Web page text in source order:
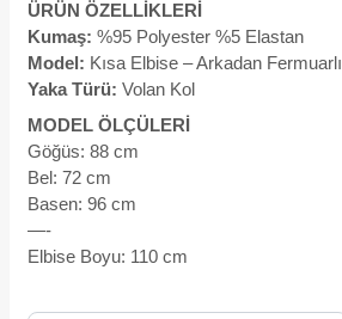
ÜRÜN ÖZELLİKLERİ
Kumaş: %95 Polyester %5 Elastan
Model: Kısa Elbise – Arkadan Fermuarlı
Yaka Türü: Volan Kol
MODEL ÖLÇÜLERİ
Göğüs: 88 cm
Bel: 72 cm
Basen: 96 cm
—-
Elbise Boyu: 110 cm